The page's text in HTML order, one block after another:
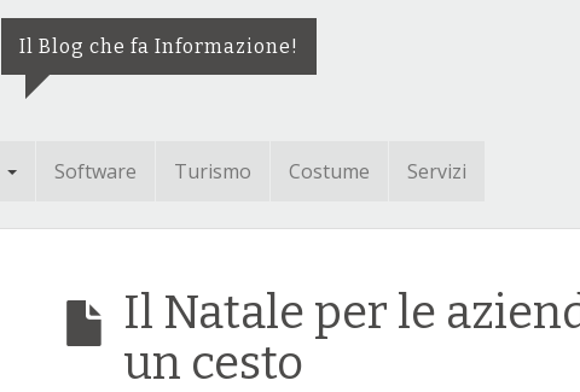
Il Blog che fa Informazione!
Software Turismo Costume Servizi
Il Natale per le
un cesto